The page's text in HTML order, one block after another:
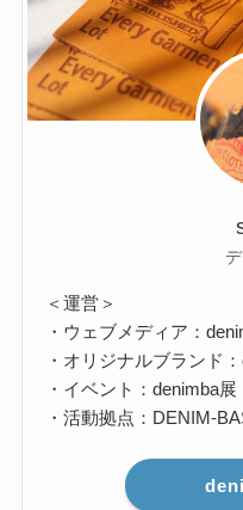
＜運営＞
・ウェブメディア：
・オリジナルブランド
・イベント：denimba展
・活動拠点：DENIM-